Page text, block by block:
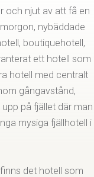
och njut av att få en
nybäddade
boutiquehotell,
ett hotell som
hotell med centralt
gångavstånd,
på fjället där man
mysiga fjällhotell i
det hotell som